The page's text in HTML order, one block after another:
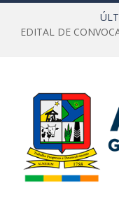
EDITAL DE